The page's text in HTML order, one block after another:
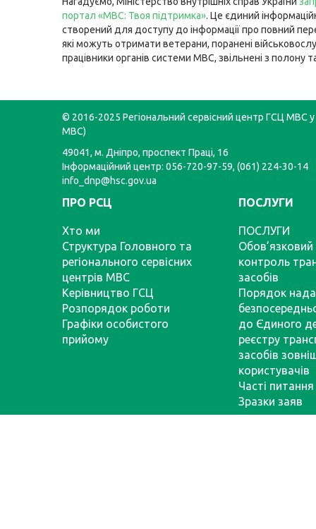
портал «МВС: Твоя підтримка». Це єдиний
створений для доступу до інформації про повний
які можуть отримати ветерани, поранені
працівники органів системи МВС, звільнені з полону
© 2016-2025 Регіональний сервісний центр ГСЦ МВС у
МВС)
49041, м. Дніпро, проспект Праці, 16
Інформаційний центр: 056-720-97-59, (061) 224-30-14
info_dnp@hsc.gov.ua
ПРО РСЦ
Хто ми
Структура Головного та
регіонального сервісних
центрів МВС
Керівництво ГСЦ
Розпорядок роботи
Графіки особистого
прийому
ПОСЛУГИ
ПОСЛУГИ
Обов’язковий
контроль
засобів
Порядок
до Єдиного
реєстру
засобів
користувачів
Часті питання
Зразки заяв